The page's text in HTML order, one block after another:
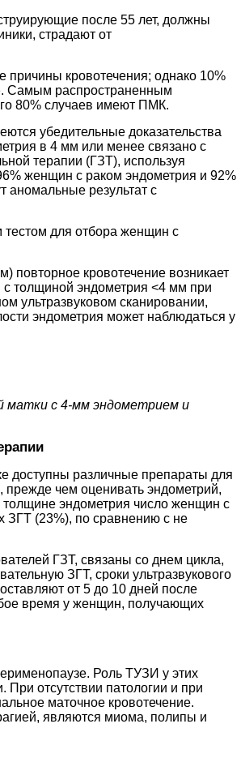
после 55 лет, должны
страдают от
кровотечения; однако 10%
Самым распространенным
80% случаев имеют ПМК.
убедительные доказательства
в 4 мм или менее связано с
терапии (ГЗТ), используя
женщин с раком эндометрия и 92%
аномальные результат с
для отбора женщин с
повторное кровотечение возникает
с толщиной эндометрия <4 мм при
ультразвуковом сканировании,
эндометрия может наблюдаться у
матки с 4-мм эндометрием и
доступны различные препараты для
прежде чем оценивать эндометрий,
эндометрия число женщин с
(23%), по сравнению с не
ГЗТ, связаны со днем ​​цикла,
ЗГТ, сроки ультразвукового
от 5 до 10 дней после
время у женщин, получающих
Роль ТУЗИ у этих
При отсутствии патологии и при
маточное кровотечение.
являются миома, полипы и